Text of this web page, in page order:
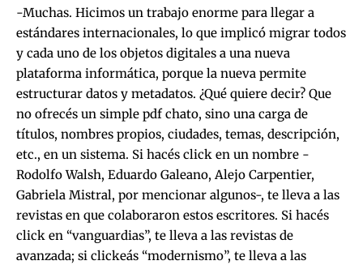
-Muchas. Hicimos un trabajo enorme para llegar a
estándares internacionales, lo que implicó migrar todos
y cada uno de los objetos digitales a una nueva
plataforma informática, porque la nueva permite
estructurar datos y metadatos. ¿Qué quiere decir? Que
no ofrecés un simple pdf chato, sino una carga de
títulos, nombres propios, ciudades, temas, descripción,
etc., en un sistema. Si hacés click en un nombre -
Rodolfo Walsh, Eduardo Galeano, Alejo Carpentier,
Gabriela Mistral, por mencionar algunos-, te lleva a las
revistas en que colaboraron estos escritores. Si hacés
click en “vanguardias”, te lleva a las revistas de
avanzada; si clickeás “modernismo”, te lleva a las